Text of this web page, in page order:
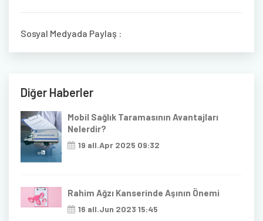
Sosyal Medyada Paylaş :
Diğer Haberler
Mobil Sağlık Taramasının Avantajları
Nelerdir?
19 all.Apr 2025 09:32
Rahim Ağzı Kanserinde Aşının Önemi
16 all.Jun 2023 15:45